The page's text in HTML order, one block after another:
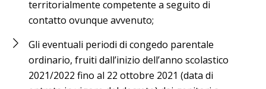
territorialmente competente a seguito di
contatto ovunque avvenuto;
Gli eventuali periodi di congedo parentale
ordinario, fruiti dall’inizio dell’anno scolastico
2021/2022 fino al 22 ottobre 2021 (data di